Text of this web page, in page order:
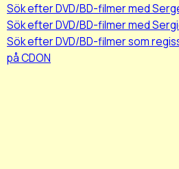
Sök efter DVD/BD-filmer med
Sök efter DVD/BD-filmer med
Sök efter DVD/BD-filmer som
på CDON